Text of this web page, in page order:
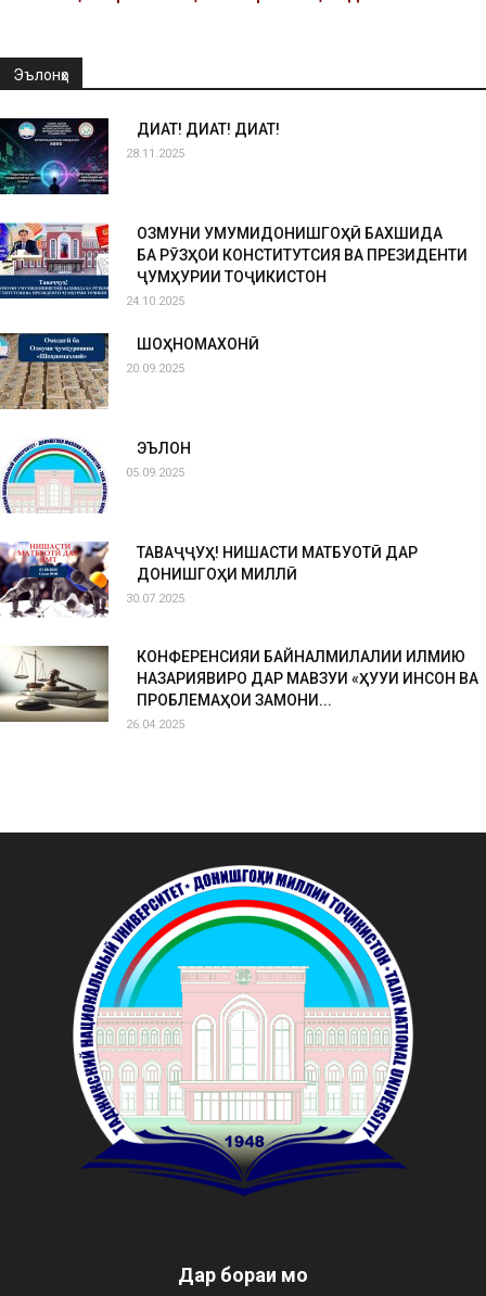
Эълонҳо
ДИҚҚАТ! ДИҚҚАТ! ДИҚҚАТ!
28.11.2025
ОЗМУНИ УМУМИДОНИШГОҲӢ БАХШИДА
БА РӮЗҲОИ КОНСТИТУТСИЯ ВА ПРЕЗИДЕНТИ
ҶУМҲУРИИ ТОҶИКИСТОН
24.10.2025
ШОҲНОМАХОНӢ
20.09.2025
ЭЪЛОН
05.09.2025
ТАВАҶҶУҲ! НИШАСТИ МАТБУОТӢ ДАР
ДОНИШГОҲИ МИЛЛӢ
30.07.2025
КОНФЕРЕНСИЯИ БАЙНАЛМИЛАЛИИ ИЛМИЮ
НАЗАРИЯВИРО ДАР МАВЗУИ «ҲУҚУҚИ ИНСОН ВА
ПРОБЛЕМАҲОИ ЗАМОНИ...
26.04.2025
Дар бораи мо